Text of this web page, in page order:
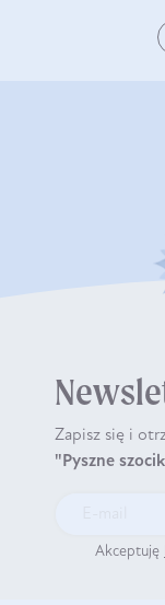
Zapisz się i
"Pyszne
Akceptuję